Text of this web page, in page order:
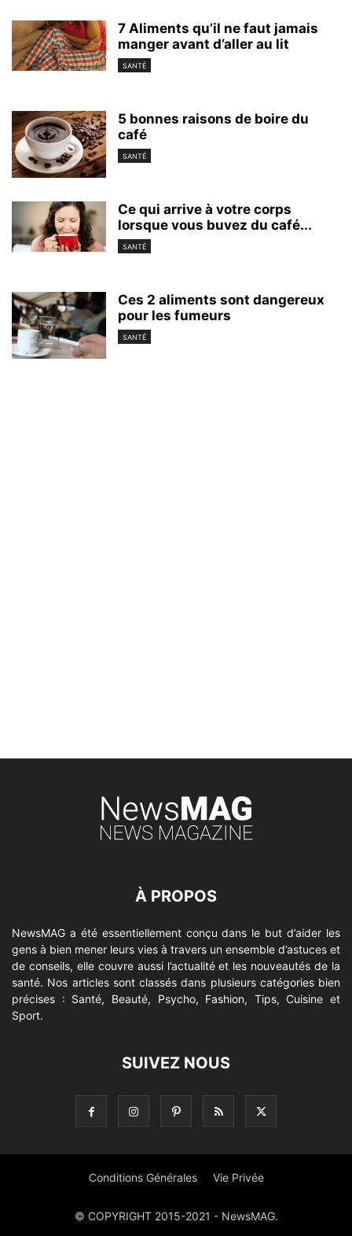
7 Aliments qu’il ne faut jamais
manger avant d’aller au lit
SANTÉ
5 bonnes raisons de boire du
café
SANTÉ
Ce qui arrive à votre corps
lorsque vous buvez du café...
SANTÉ
Ces 2 aliments sont dangereux
pour les fumeurs
SANTÉ
À PROPOS
NewsMAG a été essentiellement conçu dans le but d’aider les
gens à bien mener leurs vies à travers un ensemble d’astuces et
de conseils, elle couvre aussi l’actualité et les nouveautés de la
santé. Nos articles sont classés dans plusieurs catégories bien
précises : Santé, Beauté, Psycho, Fashion, Tips, Cuisine et
Sport.
SUIVEZ NOUS
Conditions Générales Vie Privée
© COPYRIGHT 2015-2021 - NewsMAG.